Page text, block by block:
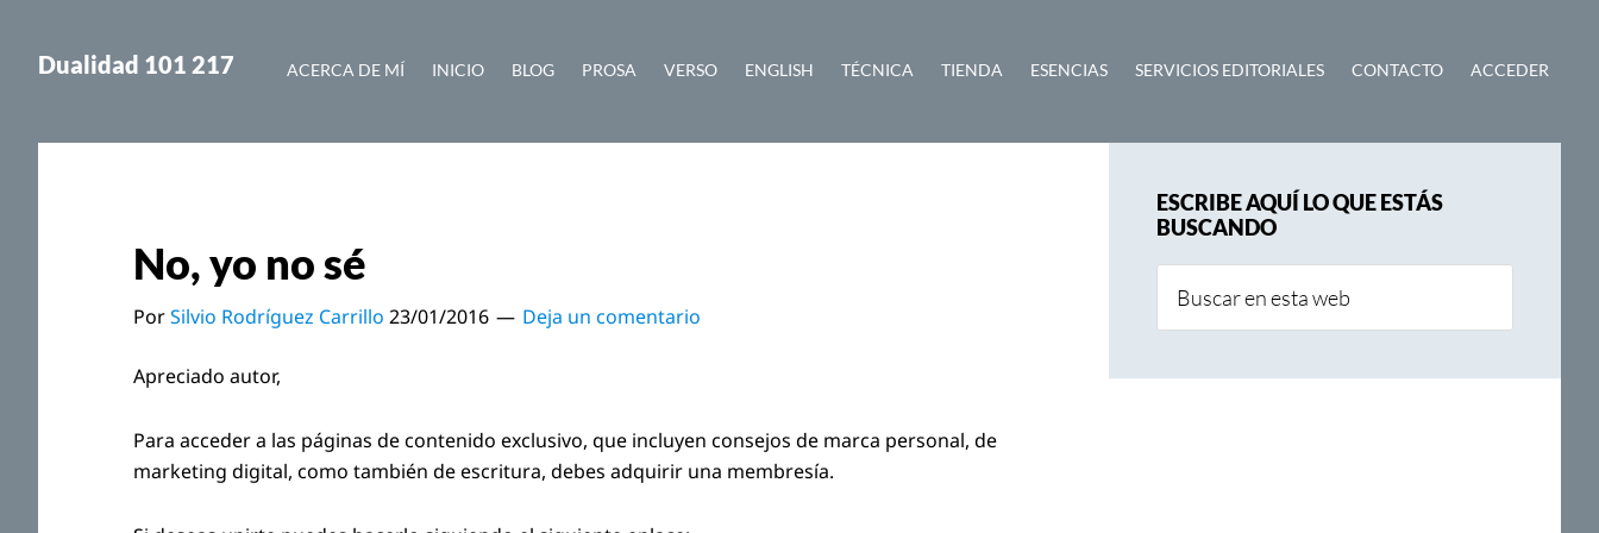
contenido
lateral
Dualidad 101 217 ACERCA DE MÍ INICIO BLOG PROSA VERSO ENGLISH TÉCNICA TIENDA ESENCIAS SERVICIOS EDITORIALES CONTACTO ACCEDER
No, yo no sé
PorSilvio Rodríguez Carrillo 23/01/2016 Deja un comentario
Apreciado autor,
Para acceder a las páginas de contenido exclusivo, que incluyen consejos de marca personal, de
marketing digital, como también de escritura, debes adquirir una membresía.
lateral
principal
ESCRIBE AQUÍ LO QUE ESTÁS
BUSCANDO